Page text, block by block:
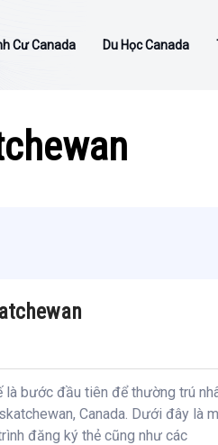
Cư Canada Du Học Canada
là bước đầu tiên để thường trú
Canada. Dưới đây là
đăng ký thẻ cũng như các